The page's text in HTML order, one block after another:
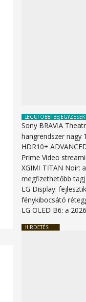
LEGUTÓBBI BEJEGYZÉSEK
Sony BRAVIA
hangrendszer nagy
HDR10+
Prime Video
XGIMI TITAN Noir:
megfizethetőbb
LG Display:
fénykibocsátó
LG OLED B6: a
HIRDETÉS